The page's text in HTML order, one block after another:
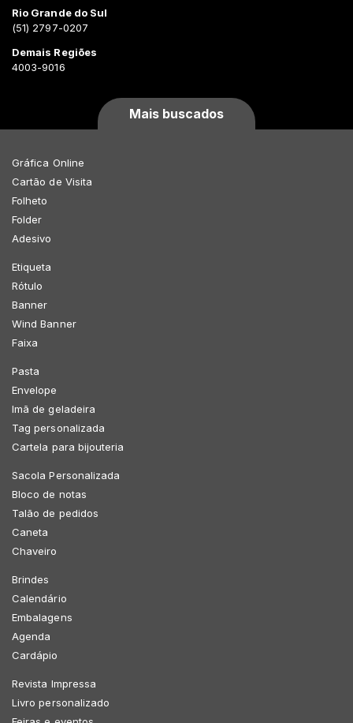
Rio Grande do Sul
(51) 2797-0207
Demais Regiões
4003-9016
Mais buscados
Gráfica Online
Cartão de Visita
Folheto
Folder
Adesivo
Etiqueta
Rótulo
Banner
Wind Banner
Faixa
Pasta
Envelope
Imã de geladeira
Tag personalizada
Cartela para bijouteria
Sacola Personalizada
Bloco de notas
Talão de pedidos
Caneta
Chaveiro
Brindes
Calendário
Embalagens
Agenda
Cardápio
Revista Impressa
Livro personalizado